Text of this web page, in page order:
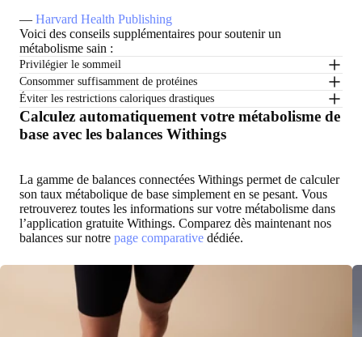
— Harvard Health Publishing
Voici des conseils supplémentaires pour soutenir un
métabolisme sain :
Privilégier le sommeil
Consommer suffisamment de protéines
Éviter les restrictions caloriques drastiques
Calculez automatiquement votre métabolisme de
base avec les balances Withings
La gamme de balances connectées Withings permet de calculer
son taux métabolique de base simplement en se pesant. Vous
retrouverez toutes les informations sur votre métabolisme dans
l’application gratuite Withings. Comparez dès maintenant nos
balances sur notre page comparative dédiée.